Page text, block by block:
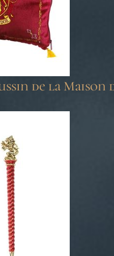
de la